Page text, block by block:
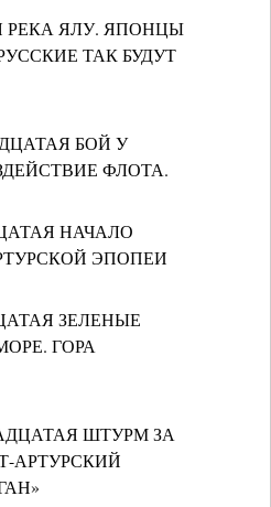
РЕКА ЯЛУ. ЯПОНЦЫ
ТАК БУДУТ
БОЙ У
ФЛОТА.
НАЧАЛО
ЭПОПЕИ
ЗЕЛЕНЫЕ
ГОРА
ШТУРМ ЗА
АРТУРСКИЙ